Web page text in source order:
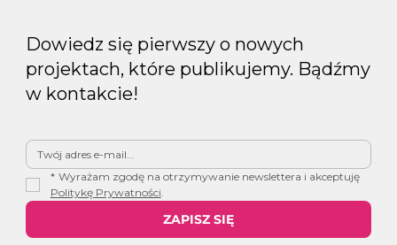
Dowiedz się pierwszy o nowych
projektach, które publikujemy. Bądźmy
w kontakcie!
*
Wyrażam zgodę na otrzymywanie newslettera i akceptuję
Politykę Prywatności.
ZAPISZ SIĘ